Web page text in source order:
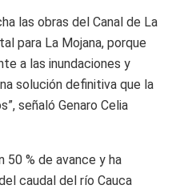
las obras del Canal de La
para La Mojana, porque
a las inundaciones y
solución definitiva que la
señaló Genaro Celia
50 % de avance y ha
caudal del río Cauca